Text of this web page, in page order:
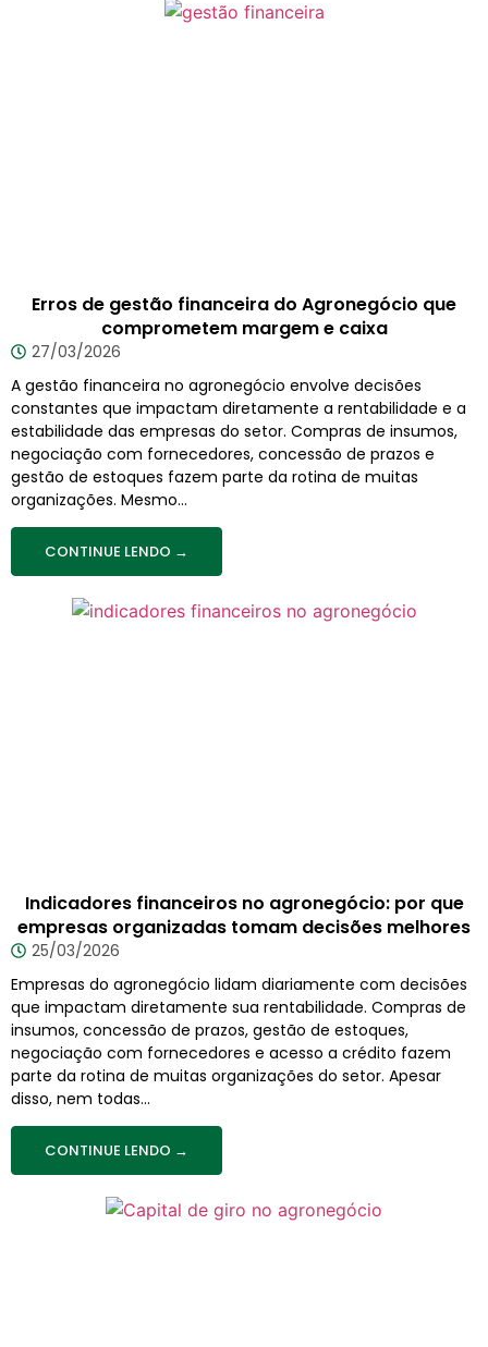
Erros de gestão financeira do Agronegócio que
comprometem margem e caixa
27/03/2026
A gestão financeira no agronegócio envolve decisões
constantes que impactam diretamente a rentabilidade e a
estabilidade das empresas do setor. Compras de insumos,
negociação com fornecedores, concessão de prazos e
gestão de estoques fazem parte da rotina de muitas
organizações. Mesmo...
CONTINUE LENDO →
Indicadores financeiros no agronegócio: por que
empresas organizadas tomam decisões melhores
25/03/2026
Empresas do agronegócio lidam diariamente com decisões
que impactam diretamente sua rentabilidade. Compras de
insumos, concessão de prazos, gestão de estoques,
negociação com fornecedores e acesso a crédito fazem
parte da rotina de muitas organizações do setor. Apesar
disso, nem todas...
CONTINUE LENDO →